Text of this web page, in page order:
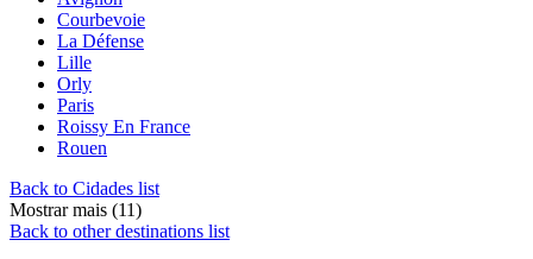
Courbevoie
La Défense
Lille
Orly
Paris
Roissy En France
Rouen
Back to Cidades list
Mostrar mais (11)
Back to other destinations list